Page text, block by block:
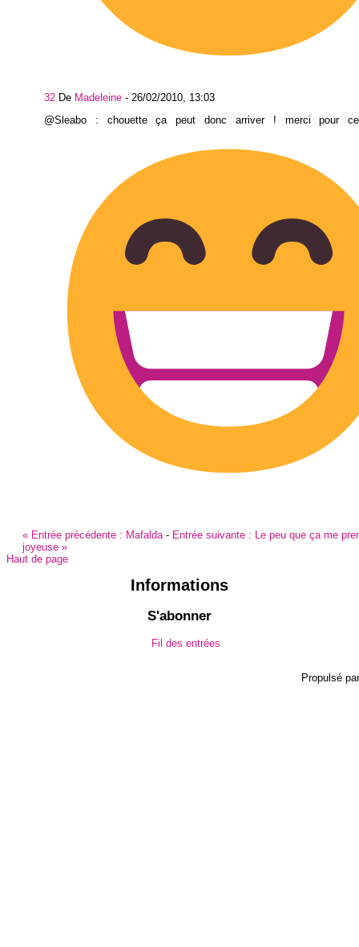
32 De Madeleine - 26/02/2010, 13:03
@Sleabo : chouette ça peut donc arriver ! merci pour
« Entrée précédente : Mafalda - Entrée suivante : Le peu que ça me
joyeuse »
Haut de page
Informations
S'abonner
Fil des entrées
Propulsé